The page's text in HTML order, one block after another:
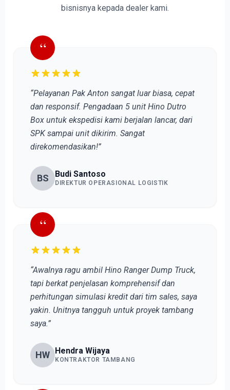
bisnisnya kepada dealer kami.
“
“Pelayanan Pak Anton sangat luar biasa, cepat
dan responsif. Pengadaan 5 unit Hino Dutro
Box untuk ekspedisi kami berjalan lancar, dari
SPK sampai unit dikirim. Sangat
direkomendasikan!”
BS Budi Santoso
DIREKTUR OPERASIONAL LOGISTIK
“
“Awalnya ragu ambil Hino Ranger Dump Truck,
tapi berkat penjelasan komprehensif dan
perhitungan simulasi kredit dari tim sales, saya
yakin. Unitnya tangguh untuk proyek tambang
saya.”
HW Hendra Wijaya
KONTRAKTOR TAMBANG